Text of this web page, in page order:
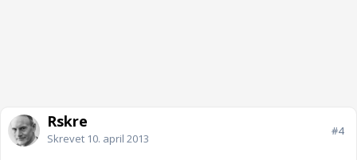
Rskre
Skrevet 10. april 2013
#4